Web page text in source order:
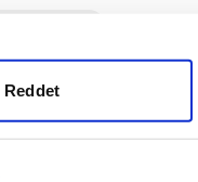
Reddet